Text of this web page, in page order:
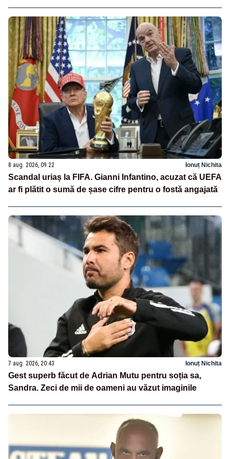
8 aug. 2026, 09:22 Ionuț Nichita
Scandal uriaș la FIFA. Gianni Infantino, acuzat că UEFA
ar fi plătit o sumă de șase cifre pentru o fostă angajată
7 aug. 2026, 20:43 Ionuț Nichita
Gest superb făcut de Adrian Mutu pentru soția sa,
Sandra. Zeci de mii de oameni au văzut imaginile